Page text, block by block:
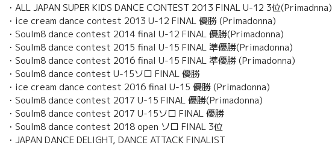
・ALL JAPAN SUPER KIDS DANCE CONTEST 2013 FINAL U-12 3位(Primadnna)
・ice cream dance contest 2013 U-12 FINAL 優勝 (Primadonna)
・Soulm8 dance contest 2014 final U-12 FINAL 優勝(Primadonna)
・Soulm8 dance contest 2015 final U-15 FINAL 準優勝(Primadonna)
・Soulm8 dance contest 2016 final U-15 FINAL 準優勝 (Primadonna)
・Soulm8 dance contest U-15ソロ FINAL 優勝
・ice cream dance contest 2016 final U-15 優勝 (Primadonna)
・Soulm8 dance contest 2017 U-15 FINAL 優勝(Primadonna)
・Soulm8 dance contest 2017 U-15ソロ FINAL 優勝
・Soulm8 dance contest 2018 open ソロ FINAL 3位
・JAPAN DANCE DELIGHT, DANCE ATTACK FINALIST